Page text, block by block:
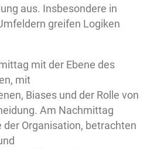
aus. Insbesondere in
greifen Logiken
mit der Ebene des
mit
Biases und der Rolle von
Am Nachmittag
der Organisation, betrachten